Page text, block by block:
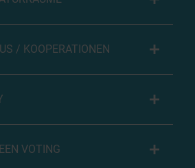
/ KOOPERATIONEN
VOTING